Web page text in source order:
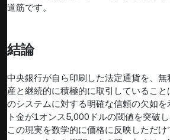
道筋です。
結論
中央銀行が自ら印刷した法定通貨を、
産と継続的に積極的に取引しているこ
のシステムに対する明確な信頼の欠如を
ト金が1オンス5,000ドルの閾値を突破
この現実を数学的に価格に反映しただけ